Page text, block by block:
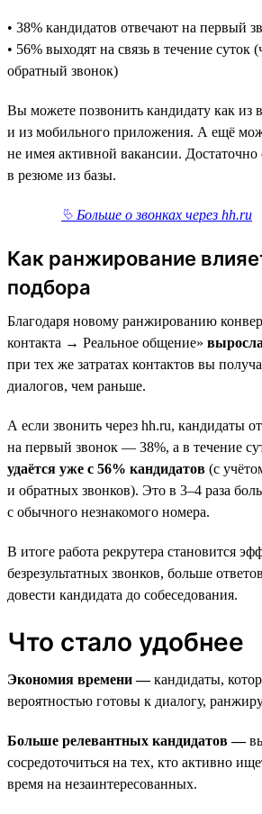
• 38% кандидатов отвечают на первый
• 56% выходят на связь в течение суток
обратный звонок)
Вы можете позвонить кандидату как из
и из мобильного приложения. А ещё
не имея активной вакансии. Достаточно
в резюме из базы.
⮱ Больше о звонках через hh.ru
Как ранжирование
подбора
Благодаря новому ранжированию
контакта → Реальное общение»
при тех же затратах контактов вы
диалогов, чем раньше.
А если звонить через hh.ru, кандидаты
на первый звонок — 38%, а в течение
удаётся уже с 56% кандидатов (с
и обратных звонков). Это в 3–4 раза
с обычного незнакомого номера.
В итоге работа рекрутера становится
безрезультатных звонков, больше
довести кандидата до собеседования.
Что стало удобнее
Экономия времени —кандидаты,
вероятностью готовы к диалогу,
Больше релевантных кандидатов —
сосредоточиться на тех, кто активно
время на незаинтересованных.